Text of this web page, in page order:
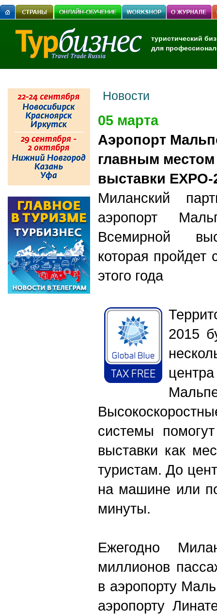
туристический
для
Новости
05 марта
Аэропорт
главным
выставки EXPO-
Миланский
аэропорт
Всемирной
которая
этого года
2015
системы
выставки как
туристам. До
на машине или
минуты.
Ежегодно
миллионов
в аэропорту
аэропорту